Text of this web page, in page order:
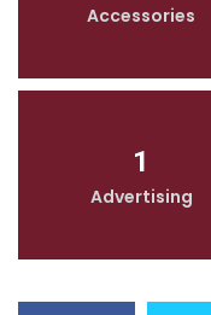
Accessories
1
Advertising